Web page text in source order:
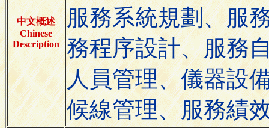
中文概述
Chinese
Description
服務系統規劃、服
務程序設計、服務
人員管理、儀器設
候線管理、服務績